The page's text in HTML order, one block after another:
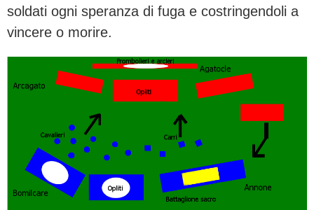
soldati ogni speranza di fuga e costringendoli a
vincere o morire.